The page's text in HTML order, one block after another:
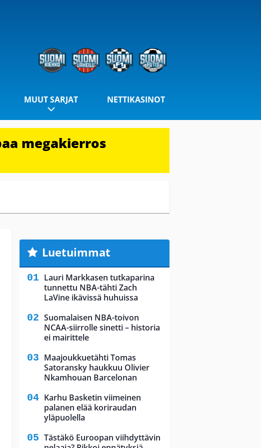
MUUT SARJAT NETTIKASINOT
megakierros
Luetuimmat
Lauri Markkasen tutkaparina
tunnettu NBA-tähti Zach
LaVine ikävissä huhuissa
Suomalaisen NBA-toivon
NCAA-siirrolle sinetti – historia
ei mairittele
Maajoukkuetähti Tomas
Satoransky haukkuu Olivier
Nkamhouan Barcelonan
Karhu Basketin viimeinen
palanen elää koriraudan
yläpuolella
Tästäkö Euroopan viihdyttävin